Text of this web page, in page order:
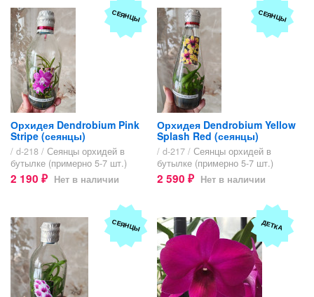
СЕЯНЦЫ
Орхидея Dendrobium Pink
Stripe (сеянцы)
/ d-218 / Сеянцы орхидей в
бутылке (примерно 5-7 шт.)
2 190 ₽ Нет в наличии
СЕЯНЦЫ
Орхидея Dendrobium Yellow
Splash Red (сеянцы)
/ d-217 / Сеянцы орхидей в
бутылке (примерно 5-7 шт.)
2 590 ₽ Нет в наличии
СЕЯНЦЫ ДЕТКА